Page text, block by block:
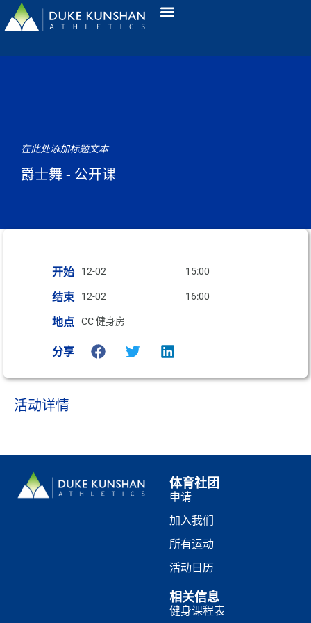
在此处添加标题文本
爵士舞 - 公开课
开始 12-02 15:00
结束 12-02 16:00
地点 CC 健身房
分享
活动详情
体育社团
申请
加入我们
所有运动
活动日历
相关信息
健身课程表